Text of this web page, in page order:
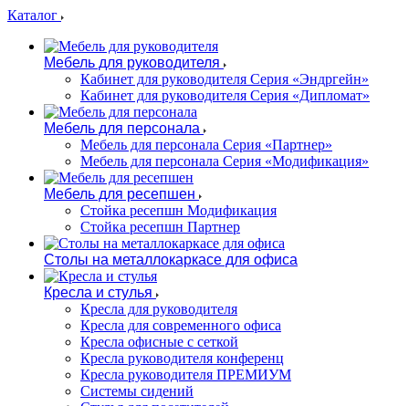
Каталог
Мебель для руководителя
Кабинет для руководителя Серия «Эндргейн»
Кабинет для руководителя Серия «Дипломат»
Мебель для персонала
Мебель для персонала Серия «Партнер»
Мебель для персонала Серия «Модификация»
Мебель для ресепшен
Стойка ресепшн Модификация
Стойка ресепшн Партнер
Столы на металлокаркасе для офиса
Кресла и стулья
Кресла для руководителя
Кресла для современного офиса
Кресла офисные с сеткой
Кресла руководителя конференц
Кресла руководителя ПРЕМИУМ
Системы сидений